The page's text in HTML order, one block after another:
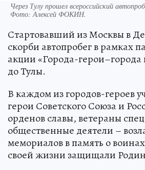
Через Тулу прошел всероссийский
Фото:Алексей ФОКИН.
Стартовавший из Москвы в
скорби автопробег в рамках
акции «Города-герои–города
до Тулы.
В каждом из городов-героев
герои Советского Союза и
орденов славы, ветераны
общественные деятели –
мемориалов в память о
своей жизни защищали